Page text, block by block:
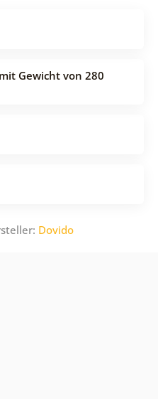
Gewicht von 280
Dovido